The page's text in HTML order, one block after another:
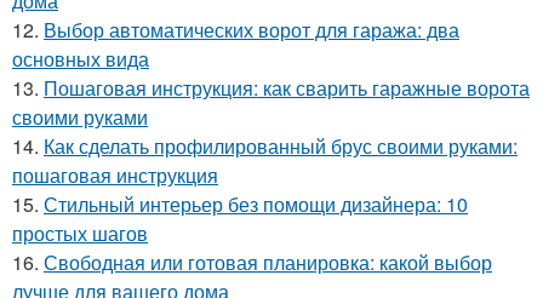
12. Выбор автоматических ворот для гаража: два
основных вида
13. Пошаговая инструкция: как сварить гаражные ворота
своими руками
14. Как сделать профилированный брус своими руками:
пошаговая инструкция
15. Стильный интерьер без помощи дизайнера: 10
простых шагов
16. Свободная или готовая планировка: какой выбор
лучше для вашего дома